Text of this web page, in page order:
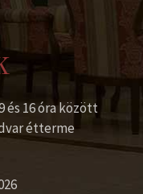
és 16 óra között
étterme